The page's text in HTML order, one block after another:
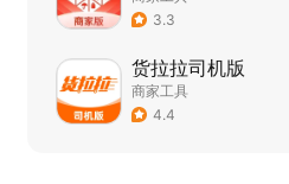
3.3
货拉拉司机版
商家工具
4.4